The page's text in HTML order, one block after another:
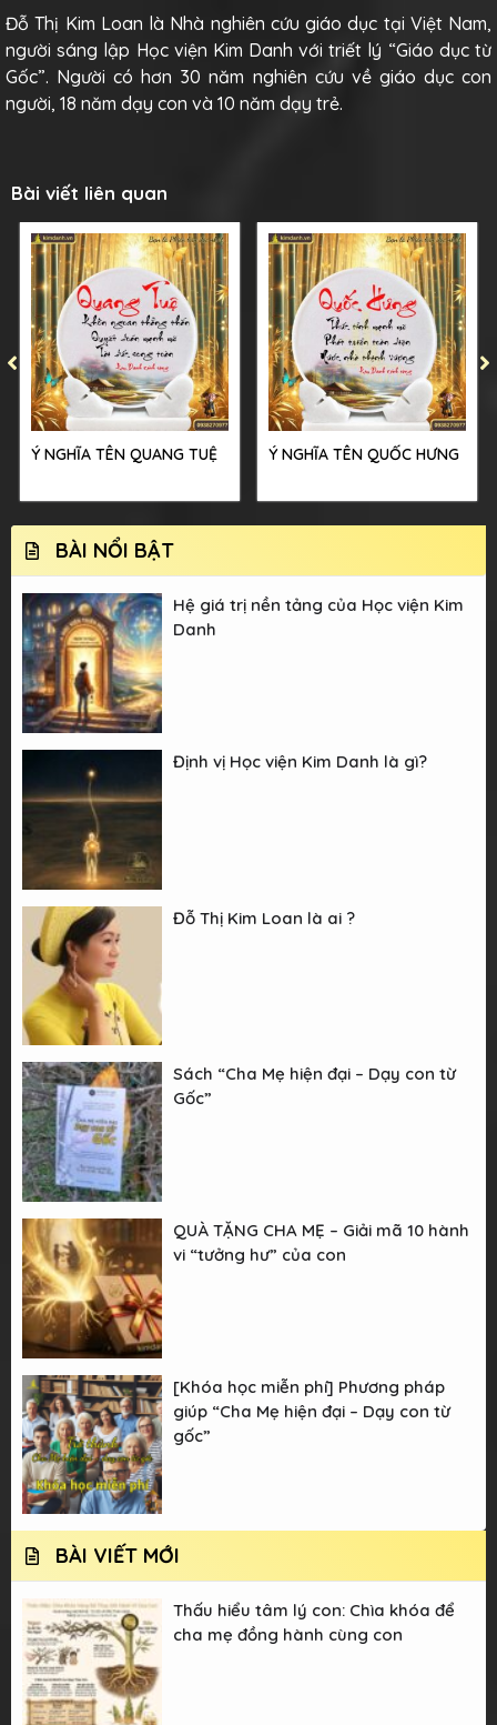
Đỗ Thị Kim Loan là Nhà nghiên cứu giáo dục tại Việt Nam,
người sáng lập Học viện Kim Danh với triết lý “Giáo dục từ
Gốc”. Người có hơn 30 năm nghiên cứu về giáo dục con
người, 18 năm dạy con và 10 năm dạy trẻ.
Bài viết liên quan
Ý NGHĨA TÊN QUANG TUỆ Ý NGHĨA TÊN QUỐC HƯNG
BÀI NỔI BẬT
Hệ giá trị nền tảng của Học viện Kim
Danh
Định vị Học viện Kim Danh là gì?
Đỗ Thị Kim Loan là ai ?
Sách “Cha Mẹ hiện đại – Dạy con từ
Gốc”
QUÀ TẶNG CHA MẸ – Giải mã 10 hành
vi “tưởng hư” của con
[Khóa học miễn phí] Phương pháp
giúp “Cha Mẹ hiện đại – Dạy con từ
gốc”
BÀI VIẾT MỚI
Thấu hiểu tâm lý con: Chìa khóa để
cha mẹ đồng hành cùng con